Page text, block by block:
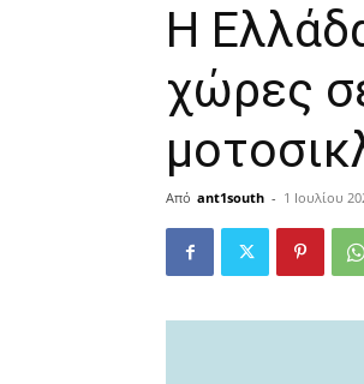
Η
χώρες
Από ant1south - 1 Ιουλίου